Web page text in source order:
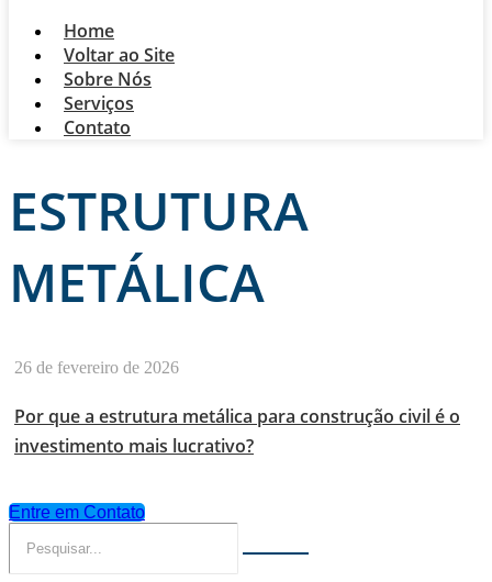
Home
Voltar ao Site
Sobre Nós
Serviços
Contato
ESTRUTURA
METÁLICA
26 de fevereiro de 2026
Por que a estrutura metálica para construção civil é o
investimento mais lucrativo?
Entre em Contato